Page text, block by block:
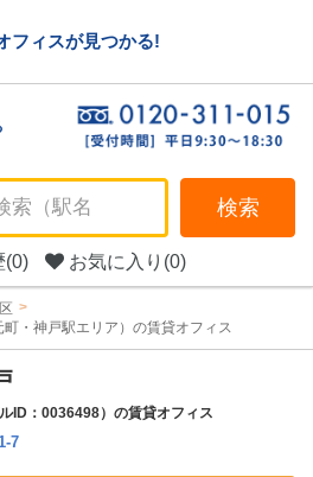
フィスが見つかる!
検索
(0) お気に入り (0)
・神戸駅エリア）の賃貸オフィス
ID：0036498）の賃貸オフィス
7